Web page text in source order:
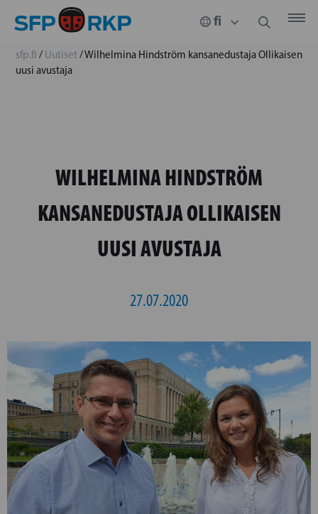
sfp.fi / Uutiset/Wilhelmina Hindström kansanedustaja Ollikaisen
uusi avustaja
WILHELMINA HINDSTRÖM
KANSANEDUSTAJA OLLIKAISEN
UUSI AVUSTAJA
27.07.2020